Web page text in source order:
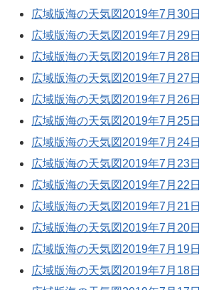
広域版海の天気図2019年7月30日
広域版海の天気図2019年7月29日
広域版海の天気図2019年7月28日
広域版海の天気図2019年7月27日
広域版海の天気図2019年7月26日
広域版海の天気図2019年7月25日
広域版海の天気図2019年7月24日
広域版海の天気図2019年7月23日
広域版海の天気図2019年7月22日
広域版海の天気図2019年7月21日
広域版海の天気図2019年7月20日
広域版海の天気図2019年7月19日
広域版海の天気図2019年7月18日